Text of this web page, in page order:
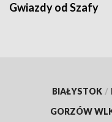
Gwiazdy od Szafy
BIAŁYSTOK /
GORZÓW